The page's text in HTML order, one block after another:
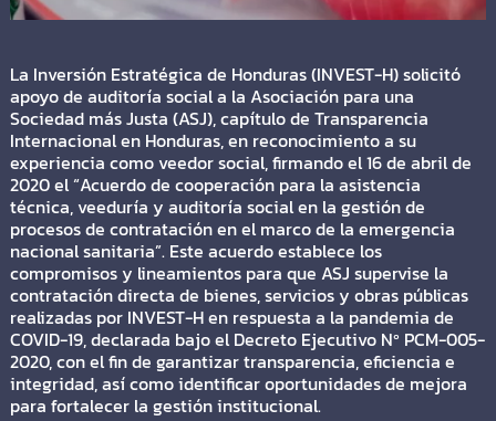
La Inversión Estratégica de Honduras (INVEST-H) solicitó
apoyo de auditoría social a la Asociación para una
Sociedad más Justa (ASJ), capítulo de Transparencia
Internacional en Honduras, en reconocimiento a su
experiencia como veedor social, firmando el 16 de abril de
2020 el “Acuerdo de cooperación para la asistencia
técnica, veeduría y auditoría social en la gestión de
procesos de contratación en el marco de la emergencia
nacional sanitaria”. Este acuerdo establece los
compromisos y lineamientos para que ASJ supervise la
contratación directa de bienes, servicios y obras públicas
realizadas por INVEST-H en respuesta a la pandemia de
COVID-19, declarada bajo el Decreto Ejecutivo Nº PCM-005-
2020, con el fin de garantizar transparencia, eficiencia e
integridad, así como identificar oportunidades de mejora
para fortalecer la gestión institucional.